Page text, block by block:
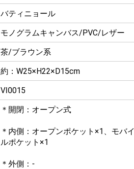
バティニョール
モノグラムキャンバス/PVC/レザー
茶/ブラウン系
約：W25×H22×D15cm
VI0015
＊開閉：オープン式
＊内側：オープンポケット×1、モバイ
ルポケット×1
＊外側：-